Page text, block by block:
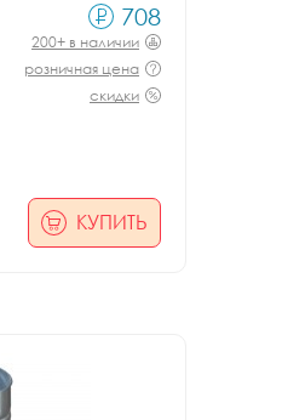
708
200+ в наличии
розничная цена
скидки
КУПИТЬ